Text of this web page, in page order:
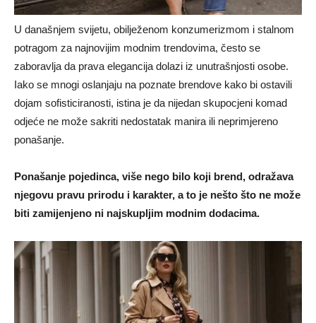
U današnjem svijetu, obilježenom konzumerizmom i stalnom
potragom za najnovijim modnim trendovima, često se
zaboravlja da prava elegancija dolazi iz unutrašnjosti osobe.
Iako se mnogi oslanjaju na poznate brendove kako bi ostavili
dojam sofisticiranosti, istina je da nijedan skupocjeni komad
odjeće ne može sakriti nedostatak manira ili neprimjereno
ponašanje.
Ponašanje pojedinca, više nego bilo koji brend, odražava
njegovu pravu prirodu i karakter, a to je nešto što ne može
biti zamijenjeno ni najskupljim modnim dodacima.